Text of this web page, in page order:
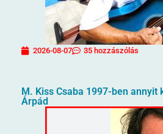
2026-08-07 35 hozzászólás
M. Kiss Csaba 1997-ben annyit
Árpád